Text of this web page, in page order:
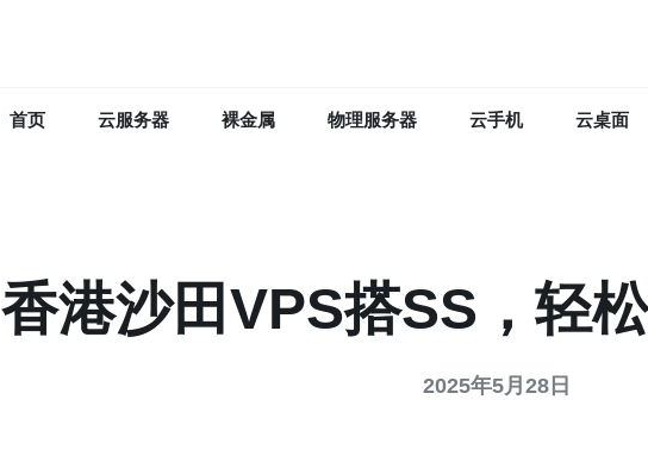
首页 云服务器 裸金属 物理服务器 云手机 云桌面
香港沙田VPS搭SS，轻
2025年5月28日